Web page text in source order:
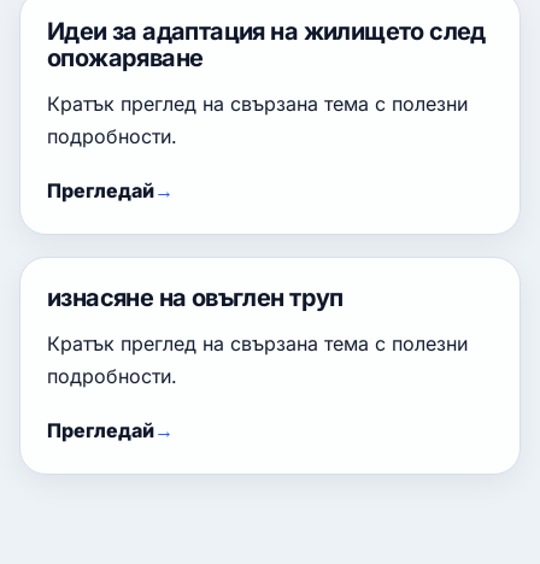
Идеи за адаптация на жилището след
опожаряване
Кратък преглед на свързана тема с полезни
подробности.
Прегледай
изнасяне на овъглен труп
Кратък преглед на свързана тема с полезни
подробности.
Прегледай